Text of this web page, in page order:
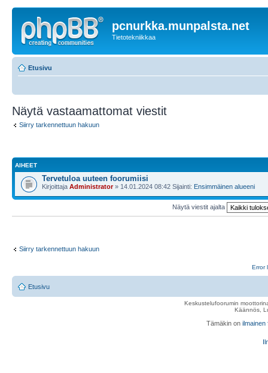
pcnurkka.munpalsta.net
Tietotekniikkaa
Etusivu
Näytä vastaamattomat viestit
Siirry tarkennettuun hakuun
AIHEET
Tervetuloa uuteen foorumiisi
Kirjoittaja Administrator» 14.01.2024 08:42 Sijainti: Ensimmäinen alueeni
Näytä viestit ajalta
Siirry tarkennettuun hakuun
Error
Etusivu
Keskustelufoorumin
Käännös,
Tämäkin on ilmainen